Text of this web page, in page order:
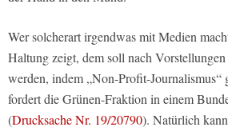
Wer solcherart irgendwas mit Medien
Haltung zeigt, dem soll nach
werden, indem „Non-Profit-
fordert die Grünen-Fraktion in einem
(Drucksache Nr. 19/20790). Natürlich